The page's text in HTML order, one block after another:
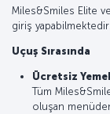
Miles&Smiles Elite
giriş yapabilmektedir.
Uçuş Sırasında
Ücretsiz
Tüm
oluşan